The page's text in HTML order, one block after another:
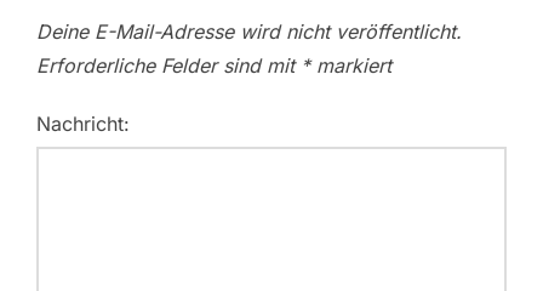
Deine E-Mail-Adresse wird nicht veröffentlicht.
Erforderliche Felder sind mit *markiert
Nachricht: